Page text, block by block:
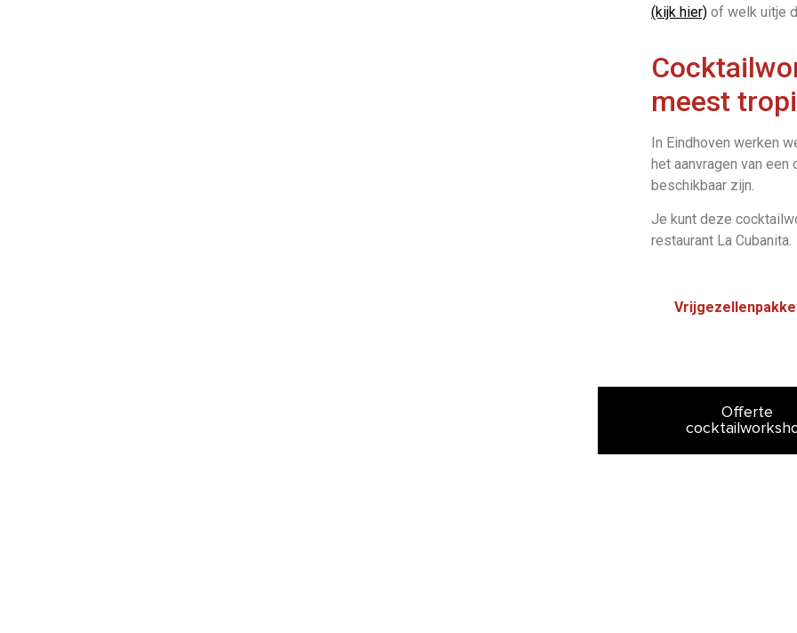
(kijk hier) of welk uitje
meest
In Eindhoven werken
het aanvragen van
beschikbaar zijn.
Je kunt deze
restaurant La Cubanita.
Offerte